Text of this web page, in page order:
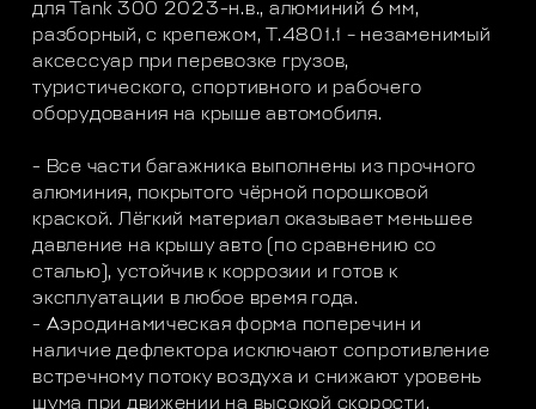
для Tank 300 2023-н.в., алюминий 6 мм,
разборный, с крепежом, T.4801.1 – незаменимый
аксессуар при перевозке грузов,
туристического, спортивного и рабочего
оборудования на крыше автомобиля.
- Все части багажника выполнены из прочного
алюминия, покрытого чёрной порошковой
краской. Лёгкий материал оказывает меньшее
давление на крышу авто (по сравнению со
сталью), устойчив к коррозии и готов к
эксплуатации в любое время года.
- Аэродинамическая форма поперечин и
наличие дефлектора исключают сопротивление
встречному потоку воздуха и снижают уровень
шума при движении на высокой скорости.